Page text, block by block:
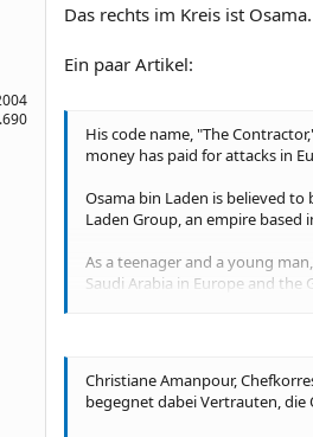
Das rechts im Kreis ist Osama.
Ein paar Artikel:
His code name, "The
money has paid for attacks in
Osama bin Laden is believed
Laden Group, an empire
As a teenager and a young
Saudi Arabia in Europe and the
Bin Laden apparently received
Quelle
Christiane Amanpour,
begegnet dabei Vertrauten, die